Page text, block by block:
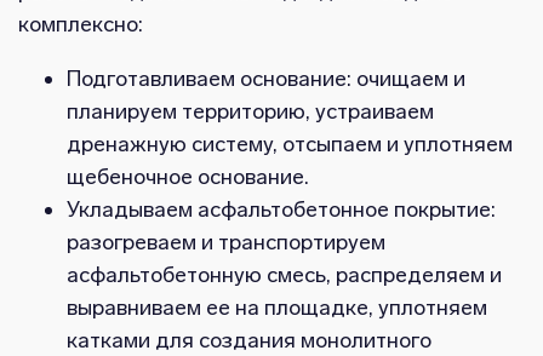
комплексно:
Подготавливаем основание: очищаем и
планируем территорию, устраиваем
дренажную систему, отсыпаем и уплотняем
щебеночное основание.
Укладываем асфальтобетонное покрытие:
разогреваем и транспортируем
асфальтобетонную смесь, распределяем и
выравниваем ее на площадке, уплотняем
катками для создания монолитного